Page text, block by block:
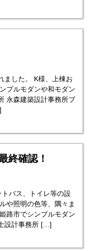
ました。 K様、上棟お
プルモダンや和モダン
永森建築設計事務所ブ
終確認！
バス、トイレ等の設
や照明の色等、隅々ま
路市でシンプルモダン
設計事務所 […]